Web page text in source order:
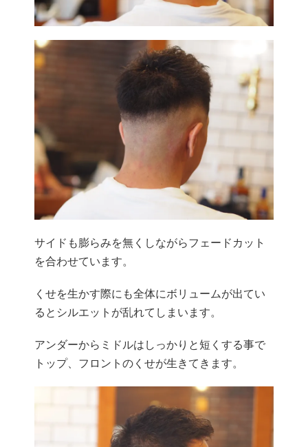
サイドも膨らみを無くしながらフェードカット
を合わせています。
くせを生かす際にも全体にボリュームが出てい
るとシルエットが乱れてしまいます。
アンダーからミドルはしっかりと短くする事で
トップ、フロントのくせが生きてきます。